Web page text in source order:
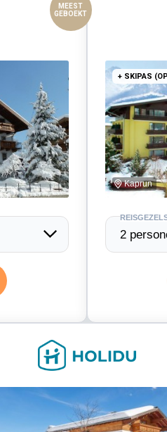
MEEST
GEBOEKT
+ SKIPAS
Kaprun